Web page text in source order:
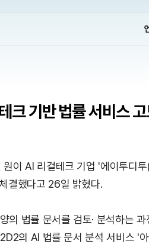
크 기반 법률 서비스
이 AI 리걸테크 기업 '에이투디
결했다고 26일 밝혔다.
의 법률 문서를 검토· 분석하는
의 AI 법률 문서 분석 서비스 '